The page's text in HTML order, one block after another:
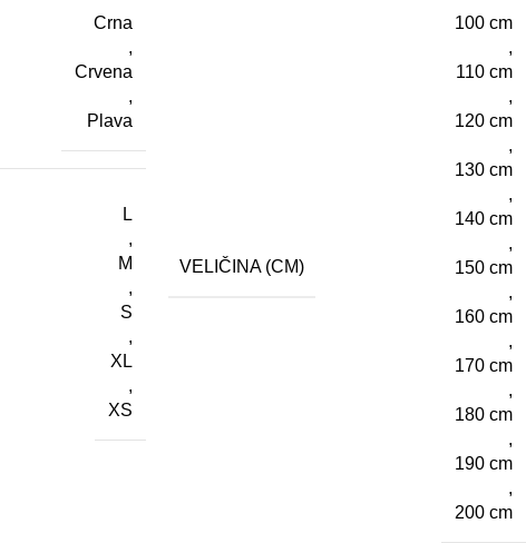
Crna
,
Crvena
,
Plava
L
,
M
,
S
,
XL
,
XS
VELIČINA (CM)
100 cm
,
110 cm
,
120 cm
,
130 cm
,
140 cm
,
150 cm
,
160 cm
,
170 cm
,
180 cm
,
190 cm
,
200 cm